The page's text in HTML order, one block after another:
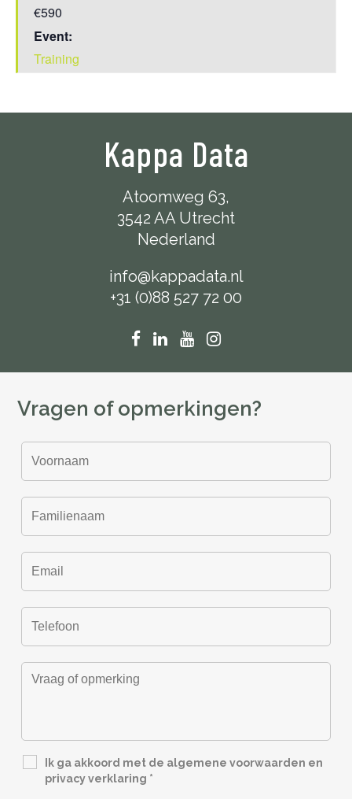
€590
Event:
Training
Kappa Data
Atoomweg 63,
3542 AA Utrecht
Nederland
info@kappadata.nl
+31 (0)88 527 72 00
Vragen of opmerkingen?
Ik ga akkoord met de algemene voorwaarden en
privacy verklaring *